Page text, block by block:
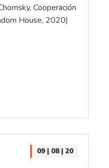
Cooperación
House, 2020)
09 | 08 | 20